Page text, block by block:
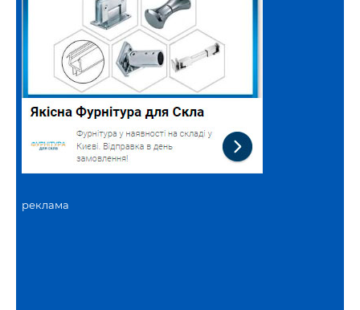
реклама